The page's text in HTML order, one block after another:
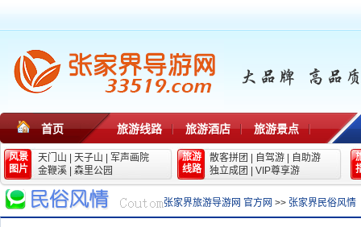
首页 旅游线路 旅游酒店 旅游景点
风景
图片
天门山 天子山
军声画院
金鞭溪
森里公园
旅游
线路
散客拼团 自驾游
自助游
独立成团
VIP尊享游
张家界旅游导游网 官方网 >> 张家界民俗风情